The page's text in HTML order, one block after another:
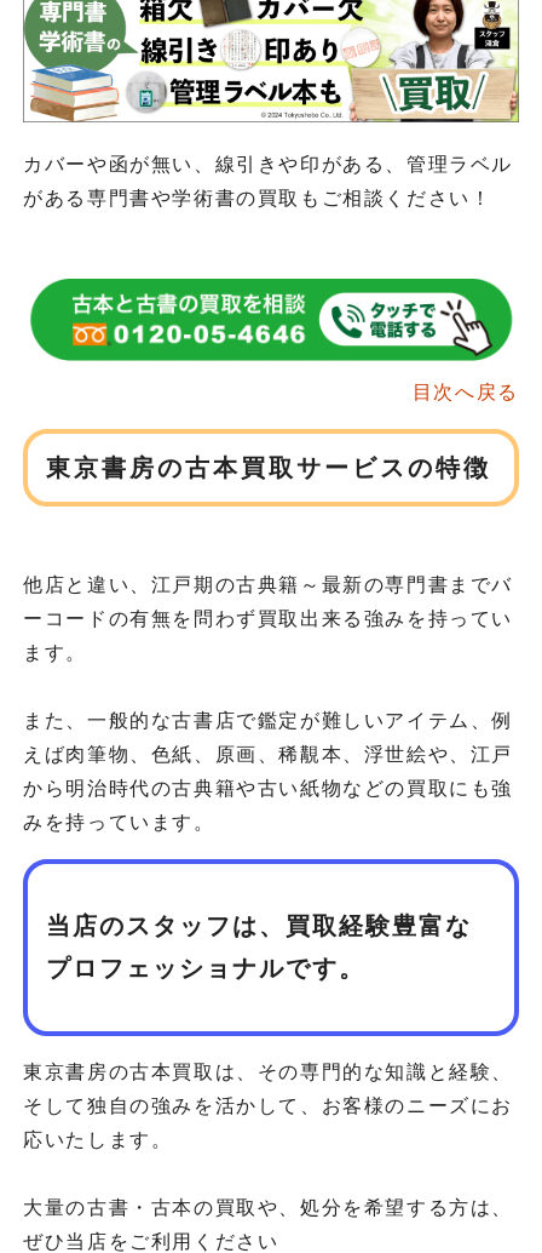
カバーや函が無い、線引きや印がある、管理ラベル
がある専門書や学術書の買取もご相談ください！
目次へ戻る
東京書房の古本買取サービスの特徴
他店と違い、江戸期の古典籍～最新の専門書までバ
ーコードの有無を問わず買取出来る強みを持ってい
ます。
また、一般的な古書店で鑑定が難しいアイテム、例
えば肉筆物、色紙、原画、稀覯本、浮世絵や、江戸
から明治時代の古典籍や古い紙物などの買取にも強
みを持っています。
当店のスタッフは、買取経験豊富な
プロフェッショナルです。
東京書房の古本買取は、その専門的な知識と経験、
そして独自の強みを活かして、お客様のニーズにお
応いたします。
大量の古書・古本の買取や、処分を希望する方は、
ぜひ当店をご利用ください